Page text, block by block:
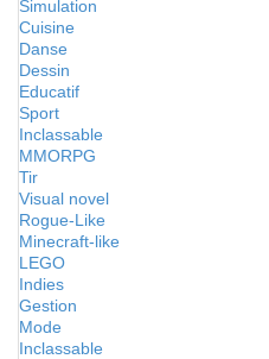
Simulation
Cuisine
Danse
Dessin
Educatif
Sport
Inclassable
MMORPG
Tir
Visual novel
Rogue-Like
Minecraft-like
LEGO
Indies
Gestion
Mode
Inclassable